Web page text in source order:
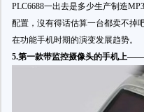
PLC6688一出去是多少生产制造
配置，沒有得话估算一台都卖不掉
在功能手机时期的演变发展趋势。
5.第一款带监控摄像头的手机上——